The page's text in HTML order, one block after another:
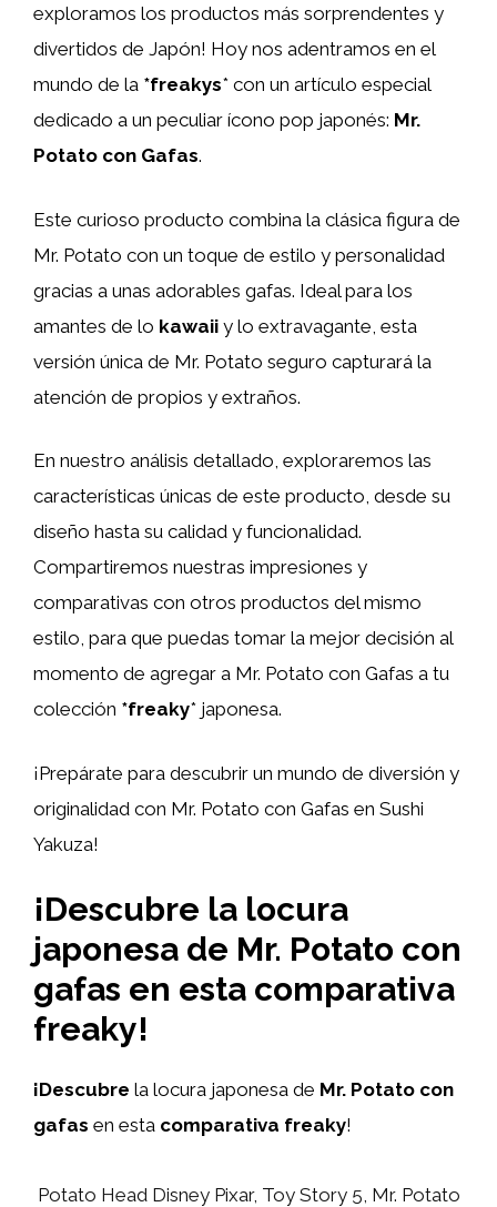
exploramos los productos más sorprendentes y
divertidos de Japón! Hoy nos adentramos en el
mundo de la *freakys* con un artículo especial
dedicado a un peculiar ícono pop japonés: Mr.
Potato con Gafas.
Este curioso producto combina la clásica figura de
Mr. Potato con un toque de estilo y personalidad
gracias a unas adorables gafas. Ideal para los
amantes de lo kawaii y lo extravagante, esta
versión única de Mr. Potato seguro capturará la
atención de propios y extraños.
En nuestro análisis detallado, exploraremos las
características únicas de este producto, desde su
diseño hasta su calidad y funcionalidad.
Compartiremos nuestras impresiones y
comparativas con otros productos del mismo
estilo, para que puedas tomar la mejor decisión al
momento de agregar a Mr. Potato con Gafas a tu
colección *freaky* japonesa.
¡Prepárate para descubrir un mundo de diversión y
originalidad con Mr. Potato con Gafas en Sushi
Yakuza!
¡Descubre la locura
japonesa de Mr. Potato con
gafas en esta comparativa
freaky!
¡Descubre la locura japonesa de Mr. Potato con
gafas en esta comparativa freaky!
Potato Head Disney Pixar, Toy Story 5, Mr. Potato